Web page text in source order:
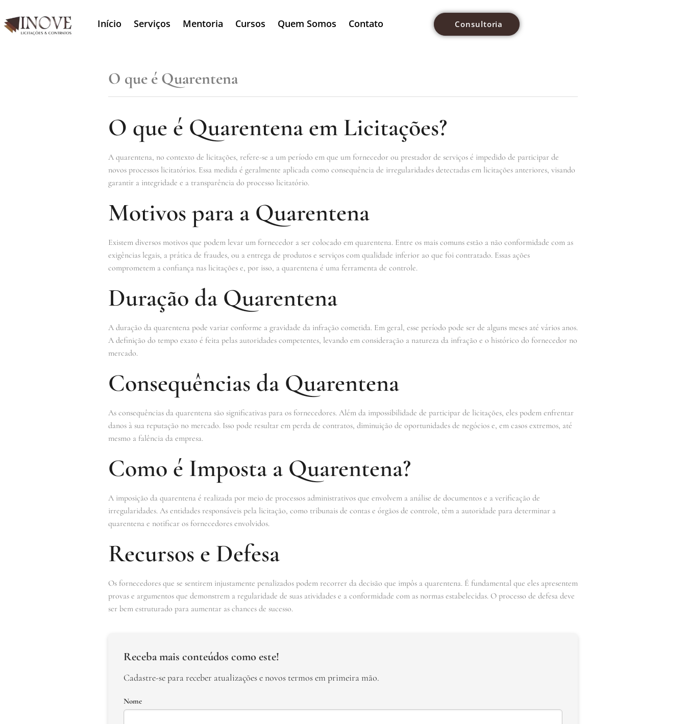
Início Serviços Mentoria Cursos Quem Somos Contato Consultoria
O que é Quarentena
O que é Quarentena em Licitações?
A quarentena, no contexto de licitações, refere-se a um período em que um fornecedor ou prestador de serviços é impedido de participar de
novos processos licitatórios. Essa medida é geralmente aplicada como consequência de irregularidades detectadas em licitações anteriores, visando
garantir a integridade e a transparência do processo licitatório.
Motivos para a Quarentena
Existem diversos motivos que podem levar um fornecedor a ser colocado em quarentena. Entre os mais comuns estão a não conformidade com as
exigências legais, a prática de fraudes, ou a entrega de produtos e serviços com qualidade inferior ao que foi contratado. Essas ações
comprometem a confiança nas licitações e, por isso, a quarentena é uma ferramenta de controle.
Duração da Quarentena
A duração da quarentena pode variar conforme a gravidade da infração cometida. Em geral, esse período pode ser de alguns meses até vários anos.
A definição do tempo exato é feita pelas autoridades competentes, levando em consideração a natureza da infração e o histórico do fornecedor no
mercado.
Consequências da Quarentena
As consequências da quarentena são significativas para os fornecedores. Além da impossibilidade de participar de licitações, eles podem enfrentar
danos à sua reputação no mercado. Isso pode resultar em perda de contratos, diminuição de oportunidades de negócios e, em casos extremos, até
mesmo a falência da empresa.
Como é Imposta a Quarentena?
A imposição da quarentena é realizada por meio de processos administrativos que envolvem a análise de documentos e a verificação de
irregularidades. As entidades responsáveis pela licitação, como tribunais de contas e órgãos de controle, têm a autoridade para determinar a
quarentena e notificar os fornecedores envolvidos.
Recursos e Defesa
Os fornecedores que se sentirem injustamente penalizados podem recorrer da decisão que impôs a quarentena. É fundamental que eles apresentem
provas e argumentos que demonstrem a regularidade de suas atividades e a conformidade com as normas estabelecidas. O processo de defesa deve
ser bem estruturado para aumentar as chances de sucesso.
Receba mais conteúdos como este!
Cadastre-se para receber atualizações e novos termos em primeira mão.
Nome